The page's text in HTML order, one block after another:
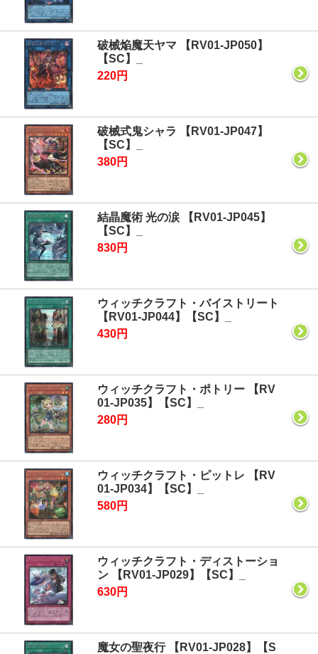
破械焔魔天ヤマ 【RV01-JP050】
【SC】_
220円
破械式鬼シャラ 【RV01-JP047】
【SC】_
380円
結晶魔術 光の涙 【RV01-JP045】
【SC】_
830円
ウィッチクラフト・バイストリート
【RV01-JP044】【SC】_
430円
ウィッチクラフト・ポトリー 【RV
01-JP035】【SC】_
280円
ウィッチクラフト・ピットレ 【RV
01-JP034】【SC】_
580円
ウィッチクラフト・ディストーショ
ン 【RV01-JP029】【SC】_
630円
魔女の聖夜行 【RV01-JP028】【S